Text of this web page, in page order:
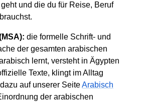
und die du für Reise, Beruf
die formelle Schrift- und
der gesamten arabischen
lernt, versteht in Ägypten
Texte, klingt im Alltag
auf unserer SeiteArabisch
der arabischen